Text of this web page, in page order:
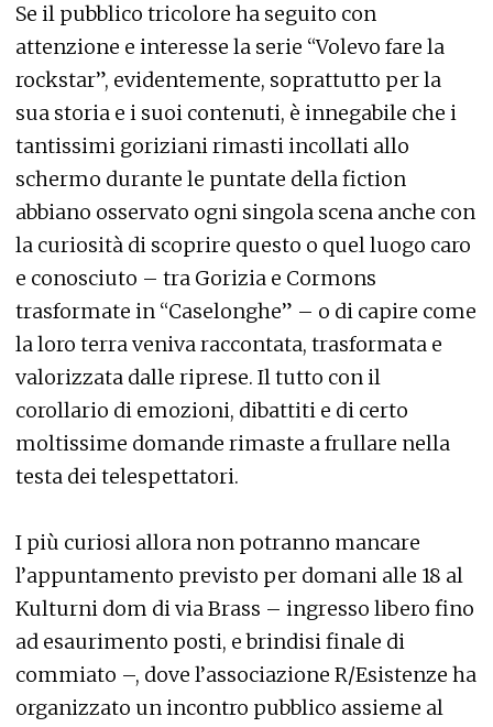
Se il pubblico tricolore ha seguito con
attenzione e interesse la serie “Volevo fare la
rockstar”, evidentemente, soprattutto per la
sua storia e i suoi contenuti, è innegabile che i
tantissimi goriziani rimasti incollati allo
schermo durante le puntate della fiction
abbiano osservato ogni singola scena anche con
la curiosità di scoprire questo o quel luogo caro
e conosciuto – tra Gorizia e Cormons
trasformate in “Caselonghe” – o di capire come
la loro terra veniva raccontata, trasformata e
valorizzata dalle riprese. Il tutto con il
corollario di emozioni, dibattiti e di certo
moltissime domande rimaste a frullare nella
testa dei telespettatori.
I più curiosi allora non potranno mancare
l’appuntamento previsto per domani alle 18 al
Kulturni dom di via Brass – ingresso libero fino
ad esaurimento posti, e brindisi finale di
commiato –, dove l’associazione R/Esistenze ha
organizzato un incontro pubblico assieme al